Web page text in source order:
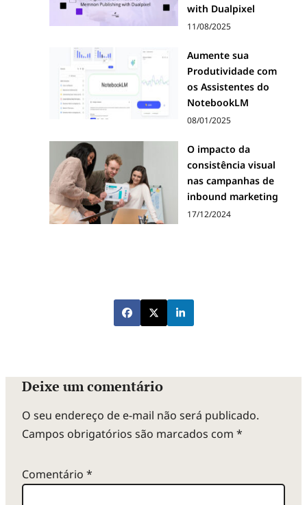
with Dualpixel
11/08/2025
Aumente sua
Produtividade com
os Assistentes do
NotebookLM
08/01/2025
O impacto da
consistência visual
nas campanhas de
inbound marketing
17/12/2024
Deixe um comentário
O seu endereço de e-mail não será publicado.
Campos obrigatórios são marcados com *
Comentário *